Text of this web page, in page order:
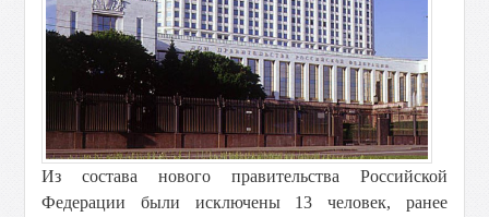
Из состава нового правительства Российской
Федерации были исключены 13 человек, ранее